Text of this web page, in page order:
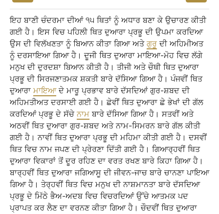
ਇਹ ਬਾਣੀ ਚੰਦਰਮਾ ਦੀਆਂ ੧੫ ਥਿਤਾਂ ਨੂੰ ਅਧਾਰ ਬਣਾ ਕੇ ਉਚਾਰਣ ਕੀਤੀ
ਗਈ ਹੈ। ਇਸ ਵਿਚ ਪਹਿਲੀ ਥਿਤ ਦੁਆਰਾ ਪ੍ਰਭੂ ਦੀ ਉਪਮਾ ਕਰਦਿਆ
ਉਸ ਦੀ ਵਿਲੱਖਣਤਾ ਨੂੰ ਬਿਆਨ ਕੀਤਾ ਗਿਆ ਅਤੇ ਗੁਰੂ ਦੀ ਅਹਿਮੀਅਤ
ਨੂੰ ਦਰਸਾਇਆ ਗਿਆ ਹੈ। ਦੂਜੀ ਥਿਤ ਦੁਆਰਾ ਮਾਇਆ-ਮੋਹ ਵਿਚ ਲੱਗੇ
ਮਨੁਖ ਦੀ ਦੁਰਦਸ਼ਾ ਬਿਆਨ ਕੀਤੀ ਹੈ। ਤੀਜੀ ਅਤੇ ਚੌਥੀ ਥਿਤ ਦੁਆਰਾ
ਪ੍ਰਭੂ ਦੀ ਸਿਰਜਣਾਤਮਕ ਸ਼ਕਤੀ ਬਾਰੇ ਦੱਸਿਆ ਗਿਆ ਹੈ। ਪੰਜਵੀਂ ਥਿਤ
ਦੁਆਰਾ ਮਾਇਆਦੇ ਮਾਰੂ ਪ੍ਰਭਾਵ ਬਾਰੇ ਦੱਸਦਿਆਂ ਗੁਰ-ਸ਼ਬਦ ਦੀ
ਅਹਿਮਤੀਅਤ ਦਰਸਾਈ ਗਈ ਹੈ। ਛੇਵੀਂ ਥਿਤ ਦੁਆਰਾ ਛੇ ਭੇਖਾਂ ਦੀ ਗੱਲ
ਕਰਦਿਆਂ ਪ੍ਰਭੂ ਦੇ ਸੱਚੇਨਾਮ ਬਾਰੇ ਦੱਸਿਆ ਗਿਆ ਹੈ। ਸਤਵੀਂ ਅਤੇ
ਅਠਵੀਂ ਥਿਤ ਦੁਆਰਾ ਗੁਰ-ਸ਼ਬਦ ਅਤੇ ਨਾਮ-ਸਿਮਰਨ ਬਾਰੇ ਗੱਲ ਕੀਤੀ
ਗਈ ਹੈ। ਨਾਵੀਂ ਥਿਤ ਦੁਆਰਾ ਪ੍ਰਭੂ ਦੀ ਮਹਿਮਾ ਕੀਤੀ ਗਈ ਹੈ। ਦਸਵੀਂ
ਥਿਤ ਵਿਚ ਨਾਮ ਜਪਣ ਦੀ ਪ੍ਰੇਰਣਾ ਦਿੱਤੀ ਗਈ ਹੈ। ਗਿਆਰ੍ਹਵੀਂ ਥਿਤ
ਦੁਆਰਾ ਵਿਕਾਰਾਂ ਤੋਂ ਦੂਰ ਰਹਿਣ ਦਾ ਵਰਤ ਰਖਣ ਬਾਰੇ ਕਿਹਾ ਗਿਆ ਹੈ।
ਬਾਰ੍ਹਵੀਂ ਥਿਤ ਦੁਆਰਾ ਜਗਿਆਸੂ ਦੀ ਜੀਵਨ-ਜਾਚ ਬਾਰੇ ਚਾਨਣਾ ਪਾਇਆ
ਗਿਆ ਹੈ। ਤੇਰ੍ਹਵੀਂ ਥਿਤ ਵਿਚ ਮਨੁਖ ਦੀ ਨਾਸ਼ਮਾਨਤਾ ਬਾਰੇ ਦੱਸਦਿਆ
ਪ੍ਰਭੂ ਦੇ ਮਿੱਠੇ ਭੈਅ-ਅਦਬ ਵਿਚ ਵਿਚਰਦਿਆਂ ਉੱਚੇ ਆਤਮਕ ਪਦ
ਪ੍ਰਾਪਤ ਕਰ ਲੈਣ ਦਾ ਵਰਨਣ ਕੀਤਾ ਗਿਆ ਹੈ। ਚੌਦਵੀਂ ਥਿਤ ਦੁਆਰਾ